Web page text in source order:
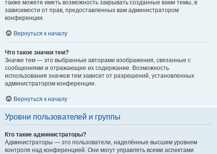
также можете иметь возможность закрывать созданные вами темы, в
зависимости от прав, предоставленных вам администратором
конференции.
Вернуться к началу
Что такое значки тем?
Значки тем — это выбранные авторами изображения, связанные с
сообщениями и отражающие их содержание. Возможность
использования значков тем зависит от разрешений, установленных
администратором конференции.
Вернуться к началу
Уровни пользователей и группы
Кто такие администраторы?
Администраторы — это пользователи, наделённые высшим уровнем
контроля над конференцией. Они могут управлять всеми аспектами